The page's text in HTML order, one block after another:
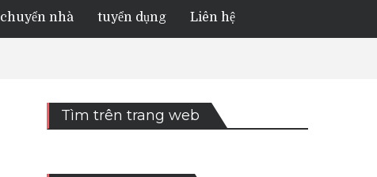
chuyển nhà tuyển dụng Liên hệ
Tìm trên trang web